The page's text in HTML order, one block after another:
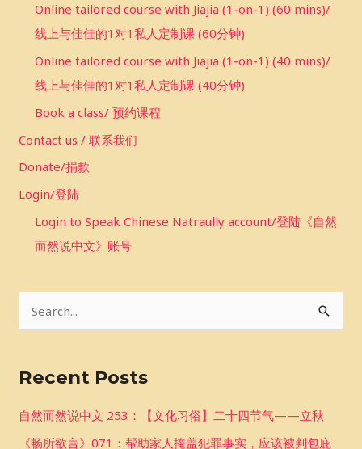
Online tailored course with Jiajia (1-on-1) (60 mins)/
线上与佳佳的1对1私人定制课 (60分钟)
Online tailored course with Jiajia (1-on-1) (40 mins)/
线上与佳佳的1对1私人定制课 (40分钟)
Book a class/ 预约课程
Contact us / 联系我们
Donate/捐款
Login/登陆
Login to Speak Chinese Natraully account/登陆《自然
而然说中文》账号
r
c
Recent Posts
自然而然说中文 253：【文化习俗】二十四节气——立秋
《畅所欲言》071：帮助家人掩盖犯罪事实，应该被判包庇